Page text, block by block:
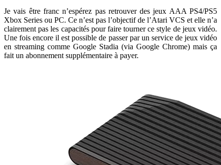
Je vais être franc n’espérez pas retrouver des jeux AAA PS4/PS5
Xbox Series ou PC. Ce n’est pas l’objectif de l’Atari VCS et elle n’a
clairement pas les capacités pour faire tourner ce style de jeux vidéo.
Une fois encore il est possible de passer par un service de jeux vidéo
en streaming comme Google Stadia (via Google Chrome) mais ça
fait un abonnement supplémentaire à payer.